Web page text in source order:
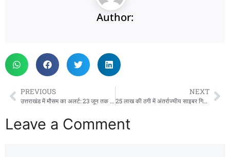
Author:
PREVIOUS
उत्तराखंड में मौसम का अलर्ट: 23 जून तक तेज बारिश, आंधी और बिजली गिरने की चेतावनी
NEXT
25 लाख की ठगी में अंतर्राज्यीय साइबर गिरोह के दो सदस्य पश्चिम बंगाल से गिरफ्तार
Leave a Comment